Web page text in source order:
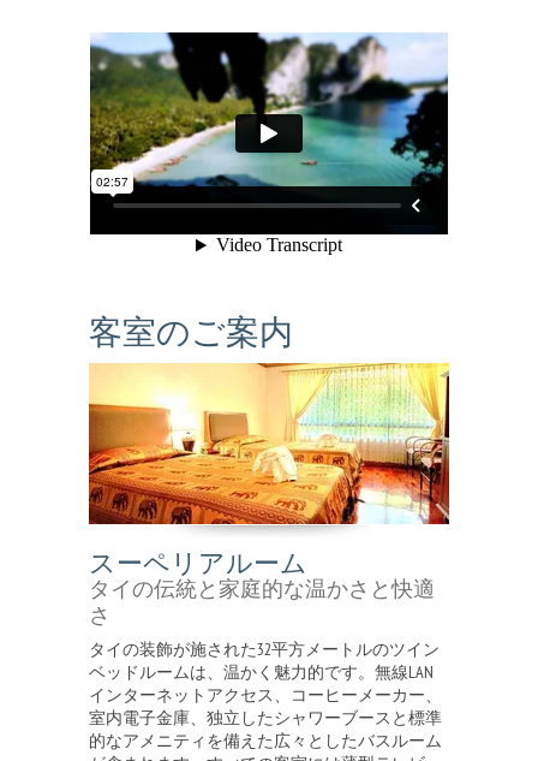
客室のご案内
スーペリアルーム
タイの伝統と家庭的な温かさと快適
さ
タイの装飾が施された32平方メートルのツイン
ベッドルームは、温かく魅力的です。無線LAN
インターネットアクセス、コーヒーメーカー、
室内電子金庫、独立したシャワーブースと標準
的なアメニティを備えた広々としたバスルーム